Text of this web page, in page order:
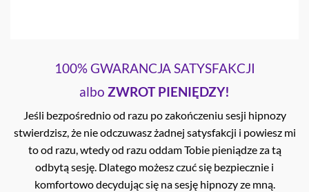
100% GWARANCJA SATYSFAKCJI
albo ZWROT PIENIĘDZY!
Jeśli bezpośrednio od razu po zakończeniu sesji hipnozy
stwierdzisz, że nie odczuwasz żadnej satysfakcji i powiesz mi
to od razu, wtedy od razu oddam Tobie pieniądze za tą
odbytą sesję. Dlatego możesz czuć się bezpiecznie i
komfortowo decydując się na sesję hipnozy ze mną.